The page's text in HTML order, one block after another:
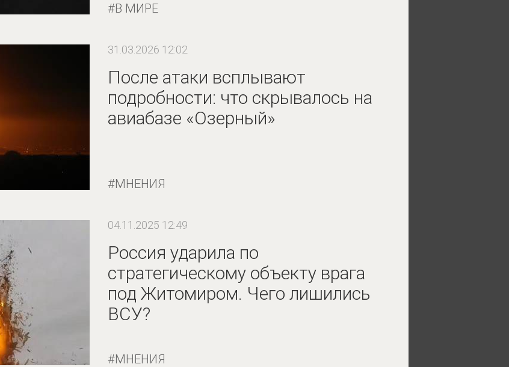
В МИРЕ
31.03.2026 12:02
После атаки всплывают
подробности: что скрывалось на
авиабазе «Озерный»
МНЕНИЯ
04.11.2025 12:49
Россия ударила по
стратегическому объекту врага
под Житомиром. Чего лишились
ВСУ?
МНЕНИЯ